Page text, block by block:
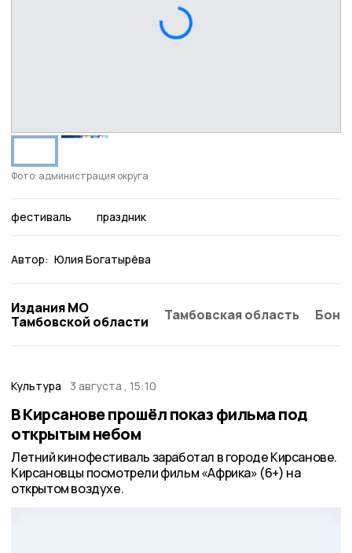
Фото: администрация округа
фестиваль праздник
Автор: Юлия Богатырёва
Издания МО
Тамбовской области
Тамбовская область
Культура 3 августа , 15:10
В Кирсанове прошёл показ фильма под
открытым небом
Летний кинофестиваль заработал в городе Кирсанове.
Кирсановцы посмотрели фильм «Африка» (6+) на
открытом воздухе.